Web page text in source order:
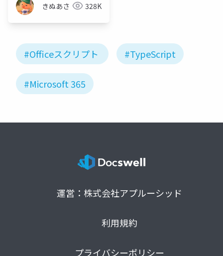
きぬあさ 328K
#Officeスクリプト #TypeScript
#Microsoft 365
運営：株式会社アプルーシッド
利用規約
プライバシーポリシー